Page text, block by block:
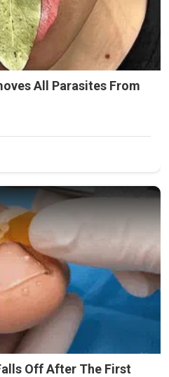
All Parasites From
Off After The First